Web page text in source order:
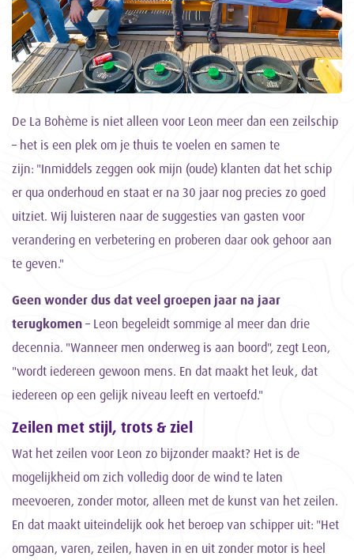
De La Bohème is niet alleen voor Leon meer dan een zeilschip
– het is een plek om je thuis te voelen en samen te
zijn: "Inmiddels zeggen ook mijn (oude) klanten dat het schip
er qua onderhoud en staat er na 30 jaar nog precies zo goed
uitziet. Wij luisteren naar de suggesties van gasten voor
verandering en verbetering en proberen daar ook gehoor aan
te geven."
Geen wonder dus dat veel groepen jaar na jaar
terugkomen – Leon begeleidt sommige al meer dan drie
decennia. "Wanneer men onderweg is aan boord", zegt Leon,
"wordt iedereen gewoon mens. En dat maakt het leuk, dat
iedereen op een gelijk niveau leeft en vertoefd."
Zeilen met stijl, trots & ziel
Wat het zeilen voor Leon zo bijzonder maakt? Het is de
mogelijkheid om zich volledig door de wind te laten
meevoeren, zonder motor, alleen met de kunst van het zeilen.
En dat maakt uiteindelijk ook het beroep van schipper uit: "Het
omgaan, varen, zeilen, haven in en uit zonder motor is heel